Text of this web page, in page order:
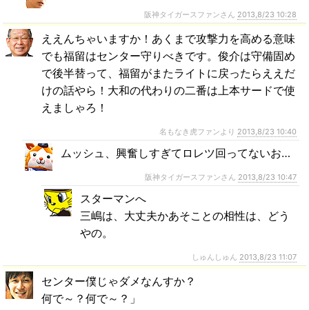
阪神タイガースファンさん 2013,8/23 10:28
ええんちゃいますか！あくまで攻撃力を高める意味
でも福留はセンター守りべきです。俊介は守備固め
で後半替って、福留がまたライトに戻ったらええだ
けの話やら！大和の代わりの二番は上本サードで使
えましゃろ！
名もなき虎ファンより 2013,8/23 10:40
ムッシュ、興奮しすぎてロレツ回ってないお…
阪神タイガースファンさん 2013,8/23 10:47
スターマンへ
三嶋は、大丈夫かあそことの相性は、どう
やの。
しゅんしゅん 2013,8/23 11:07
センター僕じゃダメなんすか？
何で～？何で～？」